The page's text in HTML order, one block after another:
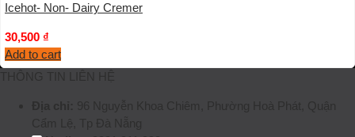
Icehot- Non- Dairy Cremer
30,500 ₫
Add to cart